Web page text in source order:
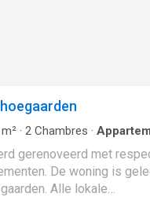
m² · 2 Chambres ·
gerenoveerd met
De woning is
Alle lokale